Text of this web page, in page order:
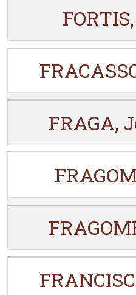
FRAGA,